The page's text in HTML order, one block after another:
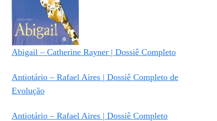
Abigail – Catherine Rayner | Dossiê Completo
Antiotário – Rafael Aires | Dossiê Completo de
Evolução
Antiotário – Rafael Aires | Dossiê Completo